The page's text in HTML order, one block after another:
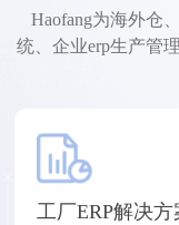
Haofang为海外仓
统、企业erp生产管
工厂ERP解决方